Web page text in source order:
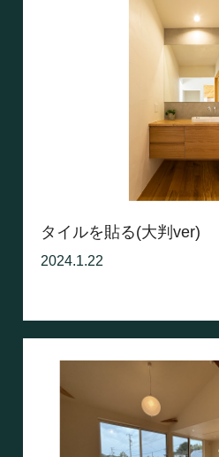
タイルを貼る(大判ver)
2024.1.22